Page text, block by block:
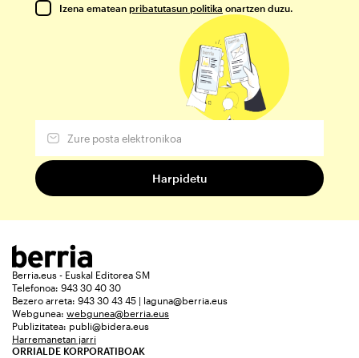
Izena ematean pribatutasun politika onartzen duzu.
Berria.eus - Euskal Editorea SM
Telefonoa: 943 30 40 30
Bezero arreta: 943 30 43 45 | laguna@berria.eus
Webgunea: webgunea@berria.eus
Publizitatea: publi@bidera.eus
Harremanetan jarri
ORRIALDE KORPORATIBOAK